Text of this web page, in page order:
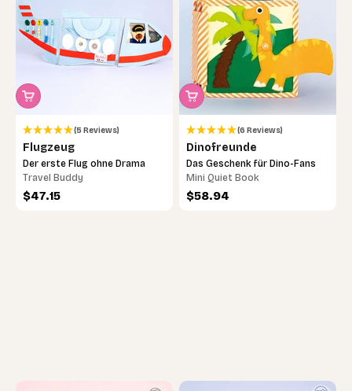
(5 Reviews)
Flugzeug
Der erste Flug ohne Drama
Travel Buddy
Angebot
$47.15
(6 Reviews)
Dinofreunde
Das Geschenk für Dino-Fans
Mini Quiet Book
Angebot
$58.94